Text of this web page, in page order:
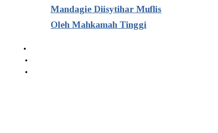
Mandagie Diisytihar Muflis
Oleh Mahkamah Tinggi